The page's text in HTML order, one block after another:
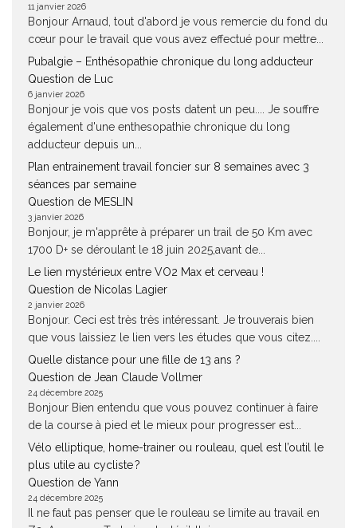
11 janvier 2026
Bonjour Arnaud, tout d'abord je vous remercie du fond du
cœur pour le travail que vous avez effectué pour mettre...
Pubalgie – Enthésopathie chronique du long adducteur
Question de Luc
6 janvier 2026
Bonjour je vois que vos posts datent un peu.... Je souffre
également d'une enthesopathie chronique du long
adducteur depuis un...
Plan entrainement travail foncier sur 8 semaines avec 3
séances par semaine
Question de MESLIN
3 janvier 2026
Bonjour, je m'apprête à préparer un trail de 50 Km avec
1700 D+ se déroulant le 18 juin 2025,avant de...
Le lien mystérieux entre VO2 Max et cerveau !
Question de Nicolas Lagier
2 janvier 2026
Bonjour. Ceci est très très intéressant. Je trouverais bien
que vous laissiez le lien vers les études que vous citez....
Quelle distance pour une fille de 13 ans ?
Question de Jean Claude Vollmer
24 décembre 2025
Bonjour Bien entendu que vous pouvez continuer à faire
de la course à pied et le mieux pour progresser est...
Vélo elliptique, home-trainer ou rouleau, quel est l’outil le
plus utile au cycliste ?
Question de Yann
24 décembre 2025
Il ne faut pas penser que le rouleau se limite au travail en